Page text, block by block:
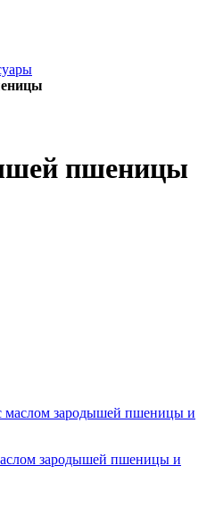
пшеницы
зародышей пшеницы и